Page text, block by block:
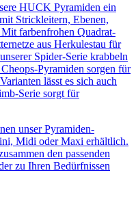
HUCK Pyramiden ein
Strickleitern, Ebenen,
farbenfrohen Quadrat-
aus Herkulestau für
Spider-Serie krabbeln
Pyramiden sorgen für
lässt es sich auch
Serie sorgt für
unser Pyramiden-
Midi oder Maxi erhältlich.
den passenden
zu Ihren Bedürfnissen